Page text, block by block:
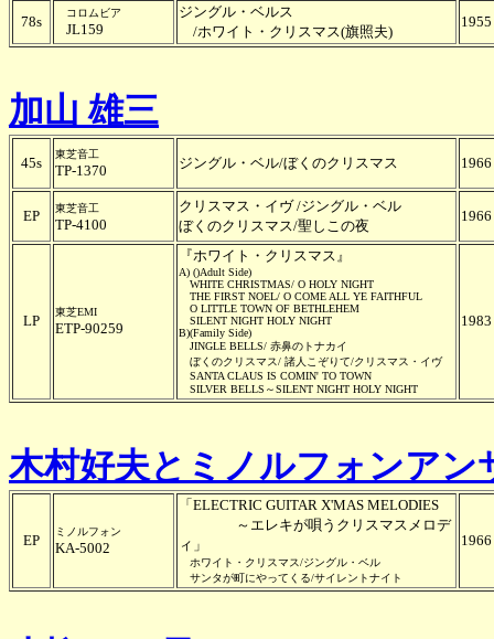
78s
コロムビア
JL159
ジングル・ベルス
/ホワイト・クリスマス(旗照夫)
1955
加山 雄三
45s
東芝音工
TP-1370 ジングル・ベル/ぼくのクリスマス 1966
EP 東芝音工
TP-4100
クリスマス・イヴ /ジングル・ベル
ぼくのクリスマス/聖しこの夜
1966
LP
東芝EMI
ETP-90259
『ホワイト・クリスマス』
A) ()Adult Side)
WHITE CHRISTMAS/ O HOLY NIGHT
THE FIRST NOEL/ O COME ALL YE FAITHFUL
O LITTLE TOWN OF BETHLEHEM
SILENT NIGHT HOLY NIGHT
B)(Family Side)
JINGLE BELLS/ 赤鼻のトナカイ
ぼくのクリスマス/ 諸人こぞりて/クリスマス・イヴ
SANTA CLAUS IS COMIN' TO TOWN
SILVER BELLS～SILENT NIGHT HOLY NIGHT
1983
木村好夫とミノルフォンアン
EP
ミノルフォン
KA-5002
「ELECTRIC GUITAR X'MAS MELODIES
～エレキが唄うクリスマスメロデ
ィ」
ホワイト・クリスマス/ジングル・ベル
サンタが町にやってくる/サイレントナイト
1966